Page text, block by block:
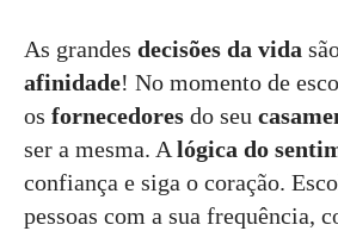
As grandes decisões da vida
afinidade! No momento de
os fornecedores do seu
ser a mesma. A lógica do
confiança e siga o coração.
pessoas com a sua frequência,